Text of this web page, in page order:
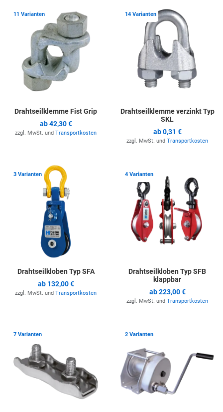
11 Varianten Zur Merkliste hinzufügen
Drahtseilklemme Fist Grip
ab42,30 €
zzgl. MwSt. und Transportkosten
14 Varianten
Drahtseilklemme verzinkt Typ
SKL
ab0,31 €
zzgl. MwSt. und Transportkosten
3 Varianten Zur Merkliste hinzufügen
Drahtseilkloben Typ SFA
ab 132,00 €
zzgl. MwSt. und Transportkosten
4 Varianten
Drahtseilkloben Typ SFB
klappbar
ab223,00 €
zzgl. MwSt. und Transportkosten
7 Varianten Zur Merkliste hinzufügen
2 Varianten